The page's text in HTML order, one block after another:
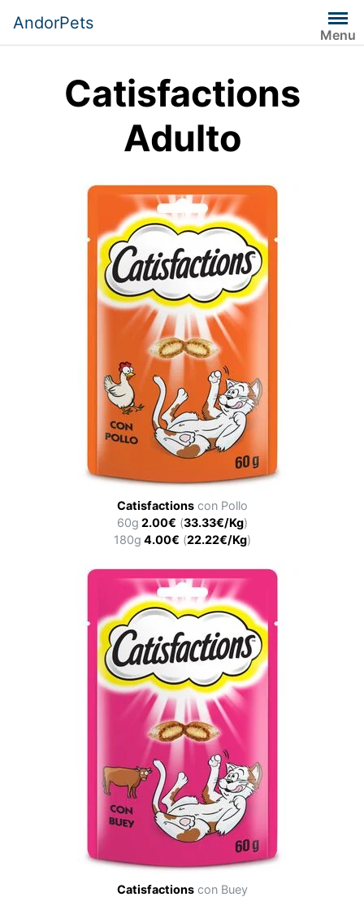
contenido
AndorPets
Menu
Catisfactions
Adulto
Catisfactionscon Pollo
60g 2.00€ (33.33€/Kg)
180g 4.00€ (22.22€/Kg)
Catisfactionscon Buey